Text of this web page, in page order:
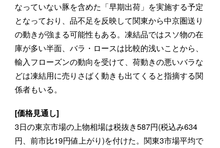
なっていない豚を含めた「早期出荷」を実施する予定
となっており、品不足を反映して関東から中京圏送り
の動きが強まる可能性もある。凍結品ではスソ物の在
庫が多い半面、バラ・ロースは比較的浅いことから、
輸入フローズンの動向を受けて、荷動きの悪いバラな
どは凍結用に売りさばく動きも出てくると指摘する関
係者もいる。
[価格見通し]
3日の東京市場の上物相場は税抜き587円(税込み634
円、前市比19円値上がり)を付けた。関東3市場平均で